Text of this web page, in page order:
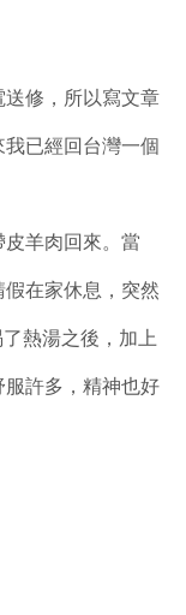
送修，所以寫文章
已經回台灣一個
羊肉回來。當
在家休息，突然
熱湯之後，加上
許多，精神也好